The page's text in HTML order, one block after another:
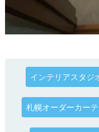
インテリアスタジ
札幌オーダーカー